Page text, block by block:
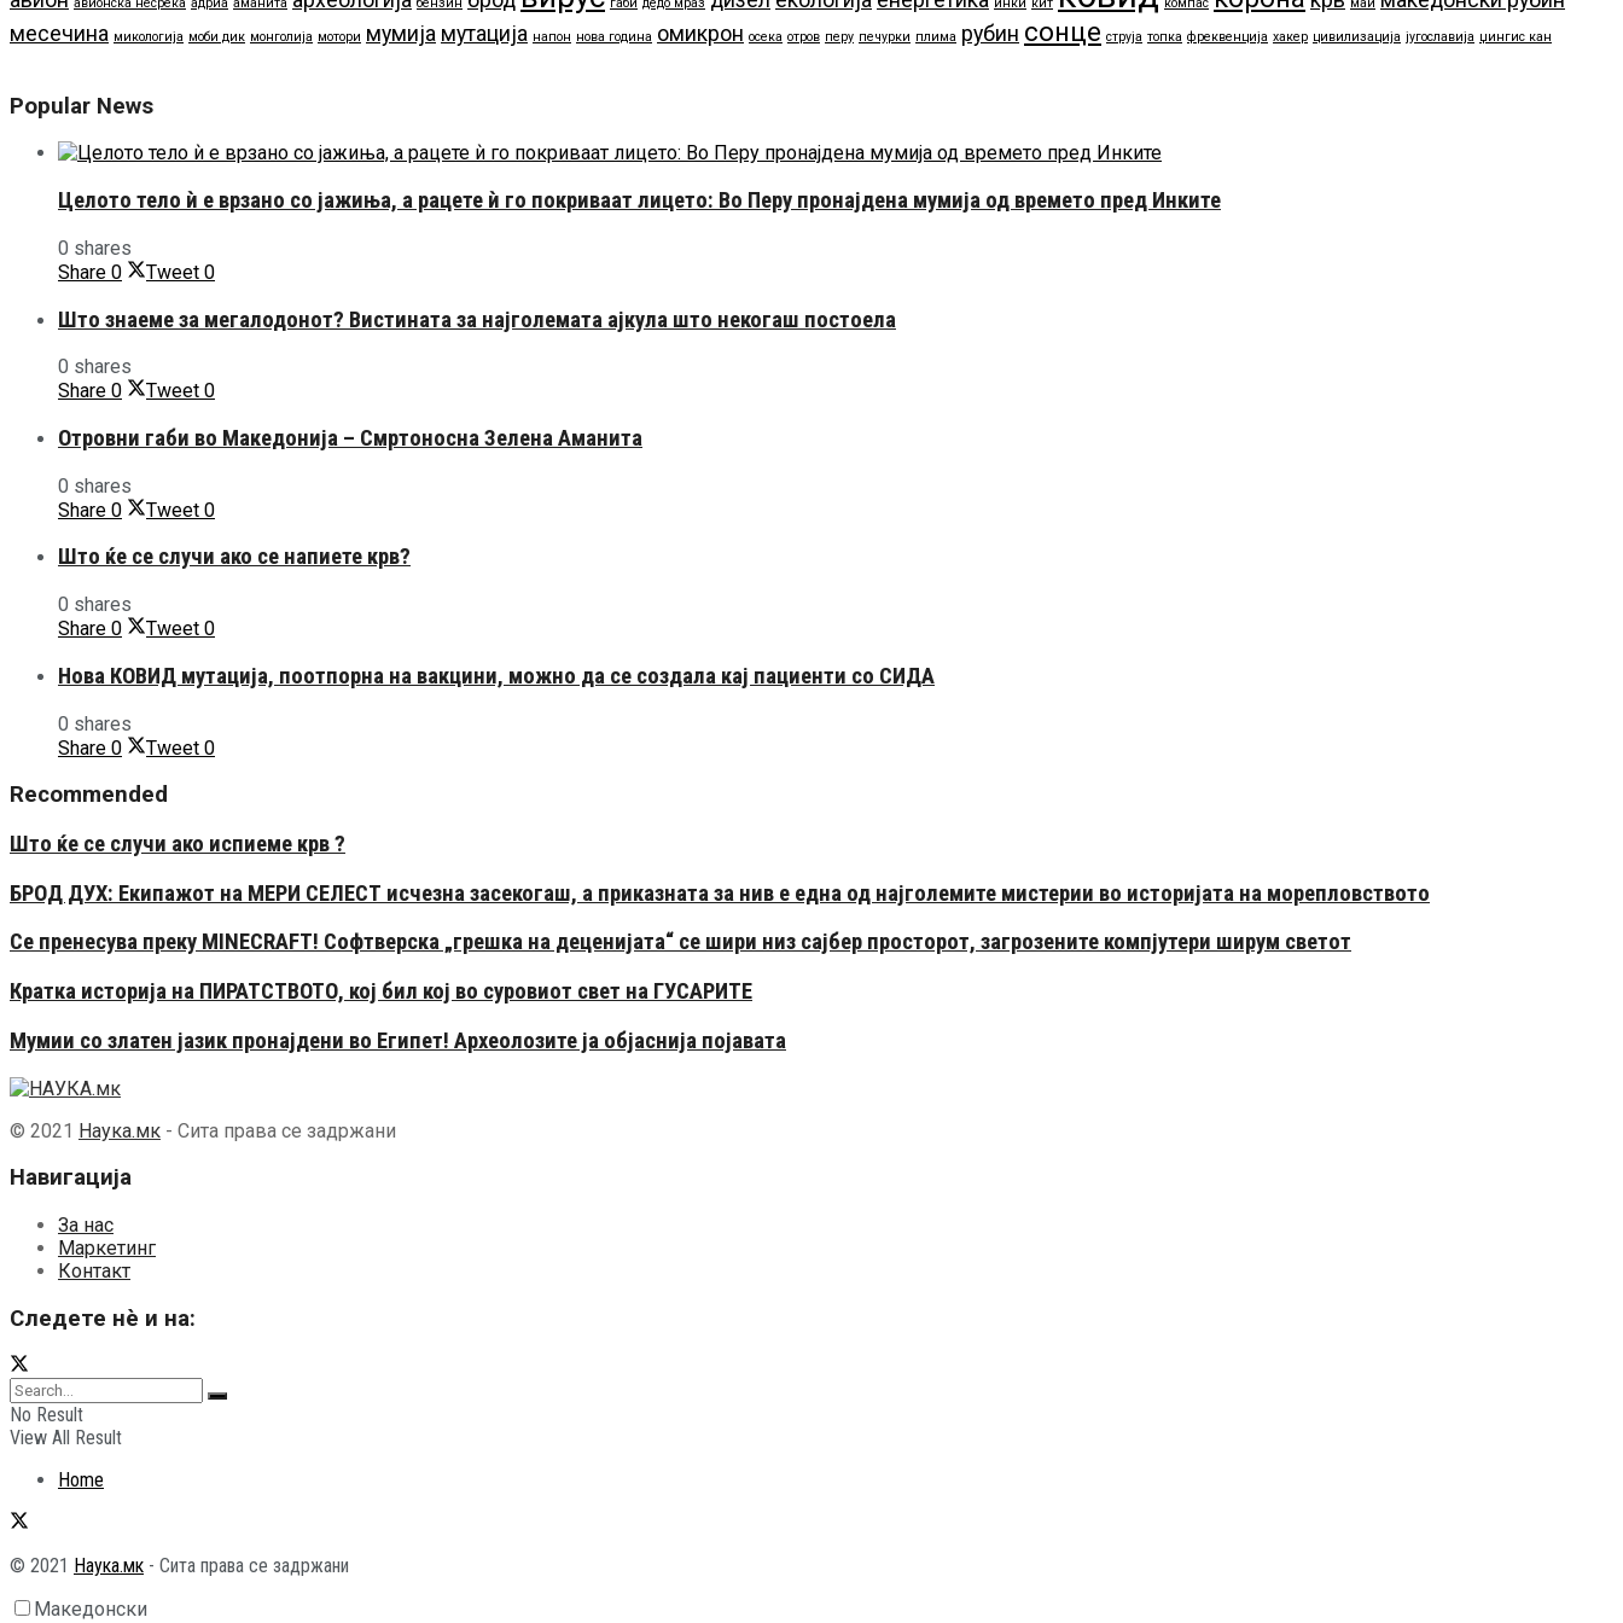
месечина микологија моби дик монголија мотори мумија мутација напон нова година омикрон осека отров перу печурки плима рубин сонце струја топка фреквенција хакер цивилизација југославија џингис кан
Popular News
Целото тело ѝ е врзано со јажиња, а рацете ѝ го покриваат лицето: Во Перу пронајдена мумија од времето пред Инките
0 shares
Share 0 Tweet 0
Што знаеме за мегалодонот? Вистината за најголемата ајкула што некогаш постоела
0 shares
Share 0 Tweet 0
Отровни габи во Македонија – Смртоносна Зелена Аманита
0 shares
Share 0 Tweet 0
Што ќе се случи ако се напиете крв?
0 shares
Share 0 Tweet 0
Нова КОВИД мутација, поотпорна на вакцини, можно да се создала кај пациенти со СИДА
0 shares
Share 0 Tweet 0
Recommended
Што ќе се случи ако испиеме крв ?
БРОД ДУХ: Екипажот на МЕРИ СЕЛЕСТ исчезна засекогаш, а приказната за нив е една од најголемите мистерии во историјата на морепловството
Се пренесува преку MINECRAFT! Софтверска „грешка на деценијата“ се шири низ сајбер просторот, загрозените компјутери ширум светот
Кратка историја на ПИРАТСТВОТО, кој бил кој во суровиот свет на ГУСАРИТЕ
Мумии со златен јазик пронајдени во Египет! Археолозите ја објаснија појавата
© 2021 Наука.мк - Сита права се задржани
Навигација
За нас
Маркетинг
Контакт
Следете нѐ и на:
No Result
View All Result
Home
© 2021 Наука.мк - Сита права се задржани
Македонски